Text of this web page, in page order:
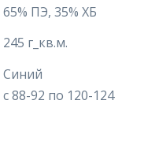
65% ПЭ, 35% ХБ
245 г_кв.м.
Синий
с 88-92 по 120-124